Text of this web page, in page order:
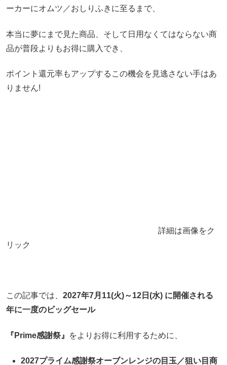
ーカーにオムツ／おしりふきに至るまで、
本当に夢にまで見た商品、そして日用なくてはならない商
品が普段よりもお得に購入でき、
ポイント還元率もアップするこの機会を見逃さない手はあ
りません!
詳細は画像をク
リック
この記事では、 2027年7月11(火)～12日(水) に開催される
年に一度のビッグセール
『Prime感謝祭』 をよりお得に利用するために、
2027プライム感謝祭オーブンレンジの目玉／狙い目商